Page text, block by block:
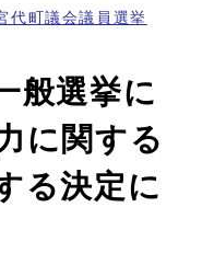
代町議会議員選挙
般選挙に
に関する
る決定に